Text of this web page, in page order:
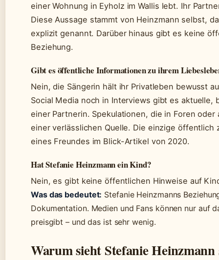
einer Wohnung in Eyholz im Wallis lebt. Ihr
Diese Aussage stammt von Heinzmann selbst,
explizit genannt. Darüber hinaus gibt es keine
Beziehung.
Gibt es öffentliche Informationen zu ihrem
Nein, die Sängerin hält ihr Privatleben bewusst
Social Media noch in Interviews gibt es
einer Partnerin. Spekulationen, die in Foren
einer verlässlichen Quelle. Die einzige öffentlich
eines Freundes im Blick-Artikel von 2020.
Hat Stefanie Heinzmann ein Kind?
Nein, es gibt keine öffentlichen Hinweise auf
Was das bedeutet: Stefanie Heinzmanns
Dokumentation. Medien und Fans können nur auf
preisgibt – und das ist sehr wenig.
Warum sieht Stefanie Heinzmann